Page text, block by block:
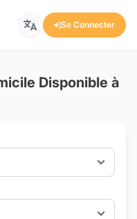
Se Connecter
Disponible à